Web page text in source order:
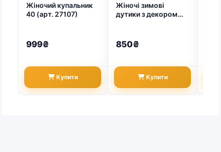
Жіночий купальник
40 (арт. 27107)
999₴
Купити
Жіночі зимові
дутики з декором
2324)
850₴
Купити